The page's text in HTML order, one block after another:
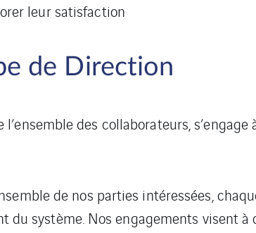
leur satisfaction
de Direction
des collaborateurs,
de nos parties intéressées,
système. Nos engagements visent